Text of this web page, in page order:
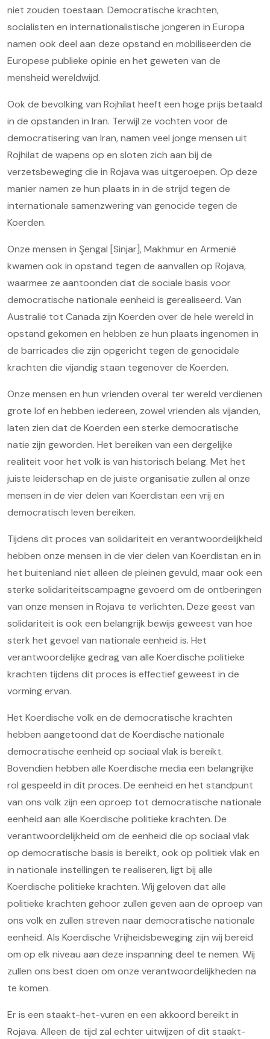
niet zouden toestaan. Democratische krachten,
socialisten en internationalistische jongeren in Europa
namen ook deel aan deze opstand en mobiliseerden de
Europese publieke opinie en het geweten van de
mensheid wereldwijd.
Ook de bevolking van Rojhilat heeft een hoge prijs betaald
in de opstanden in Iran. Terwijl ze vochten voor de
democratisering van Iran, namen veel jonge mensen uit
Rojhilat de wapens op en sloten zich aan bij de
verzetsbeweging die in Rojava was uitgeroepen. Op deze
manier namen ze hun plaats in in de strijd tegen de
internationale samenzwering van genocide tegen de
Koerden.
Onze mensen in Şengal [Sinjar], Makhmur en Armenië
kwamen ook in opstand tegen de aanvallen op Rojava,
waarmee ze aantoonden dat de sociale basis voor
democratische nationale eenheid is gerealiseerd. Van
Australië tot Canada zijn Koerden over de hele wereld in
opstand gekomen en hebben ze hun plaats ingenomen in
de barricades die zijn opgericht tegen de genocidale
krachten die vijandig staan tegenover de Koerden.
Onze mensen en hun vrienden overal ter wereld verdienen
grote lof en hebben iedereen, zowel vrienden als vijanden,
laten zien dat de Koerden een sterke democratische
natie zijn geworden. Het bereiken van een dergelijke
realiteit voor het volk is van historisch belang. Met het
juiste leiderschap en de juiste organisatie zullen al onze
mensen in de vier delen van Koerdistan een vrij en
democratisch leven bereiken.
Tijdens dit proces van solidariteit en verantwoordelijkheid
hebben onze mensen in de vier delen van Koerdistan en in
het buitenland niet alleen de pleinen gevuld, maar ook een
sterke solidariteitscampagne gevoerd om de ontberingen
van onze mensen in Rojava te verlichten. Deze geest van
solidariteit is ook een belangrijk bewijs geweest van hoe
sterk het gevoel van nationale eenheid is. Het
verantwoordelijke gedrag van alle Koerdische politieke
krachten tijdens dit proces is effectief geweest in de
vorming ervan.
Het Koerdische volk en de democratische krachten
hebben aangetoond dat de Koerdische nationale
democratische eenheid op sociaal vlak is bereikt.
Bovendien hebben alle Koerdische media een belangrijke
rol gespeeld in dit proces. De eenheid en het standpunt
van ons volk zijn een oproep tot democratische nationale
eenheid aan alle Koerdische politieke krachten. De
verantwoordelijkheid om de eenheid die op sociaal vlak
op democratische basis is bereikt, ook op politiek vlak en
in nationale instellingen te realiseren, ligt bij alle
Koerdische politieke krachten. Wij geloven dat alle
politieke krachten gehoor zullen geven aan de oproep van
ons volk en zullen streven naar democratische nationale
eenheid. Als Koerdische Vrijheidsbeweging zijn wij bereid
om op elk niveau aan deze inspanning deel te nemen. Wij
zullen ons best doen om onze verantwoordelijkheden na
te komen.
Er is een staakt-het-vuren en een akkoord bereikt in
Rojava. Alleen de tijd zal echter uitwijzen of dit staakt-